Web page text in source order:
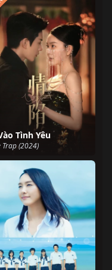
Tình Yêu
Trap (2024)